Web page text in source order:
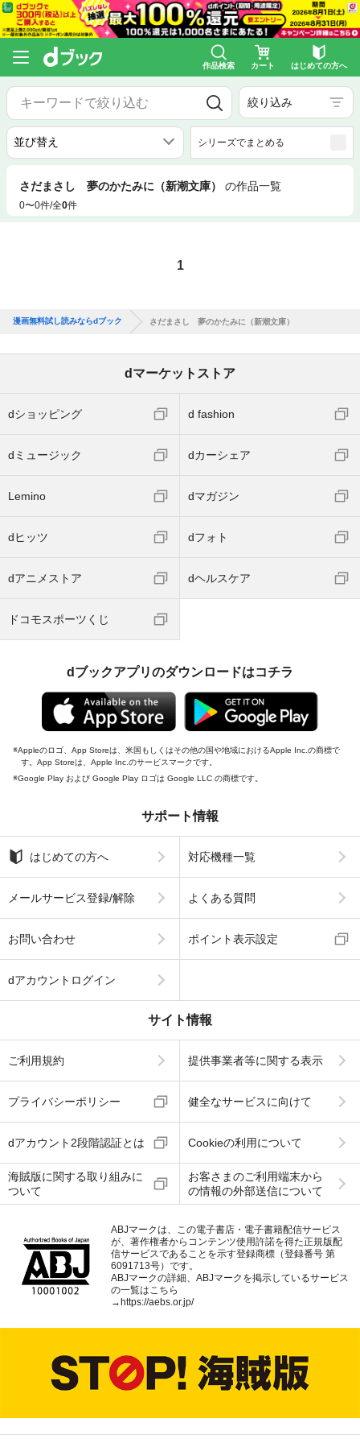
作品検索 カート はじめての方へ
絞り込み
シリーズでまとめる
さだまさし 夢のかたみに（新潮文庫） の作品一覧
0〜0件/全0件
1
漫画無料試し読みならdブック さだまさし 夢のかたみに（新潮文庫）
dマーケットストア
dショッピング d fashion
dミュージック dカーシェア
Lemino dマガジン
dヒッツ dフォト
dアニメストア dヘルスケア
ドコモスポーツくじ
dブックアプリのダウンロードはコチラ
Appleのロゴ、App Storeは、米国もしくはその他の国や地域におけるApple Inc.の商標で
す。App Storeは、Apple Inc.のサービスマークです。
Google Play および Google Play ロゴは Google LLC の商標です。
サポート情報
はじめての方へ 対応機種一覧
メールサービス登録/解除 よくある質問
お問い合わせ ポイント表示設定
dアカウントログイン
サイト情報
ご利用規約 提供事業者等に関する表示
プライバシーポリシー 健全なサービスに向けて
dアカウント2段階認証とは Cookieの利用について
海賊版に関する取り組みに
ついて
お客さまのご利用端末から
の情報の外部送信について
ABJマークは、この電子書店・電子書籍配信サービス
が、著作権者からコンテンツ使用許諾を得た正規版配
信サービスであることを示す登録商標（登録番号 第
6091713号）です。
ABJマークの詳細、ABJマークを掲示しているサービス
の一覧はこちら
→https://aebs.or.jp/